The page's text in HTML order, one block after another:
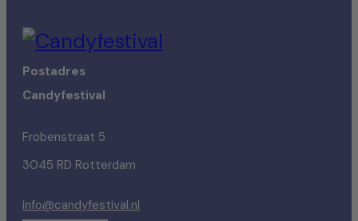
Postadres
Candyfestival
Frobenstraat 5
3045 RD Rotterdam
info@candyfestival.nl